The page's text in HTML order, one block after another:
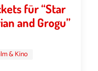
für “Star
and Grogu”
& Kino